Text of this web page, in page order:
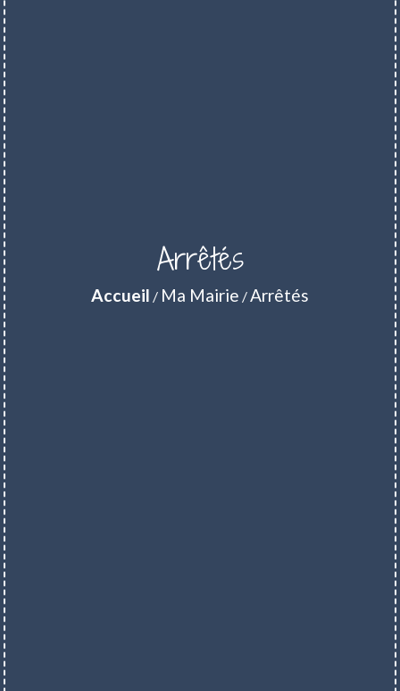
Arrêtés
Accueil / Ma Mairie /Arrêtés